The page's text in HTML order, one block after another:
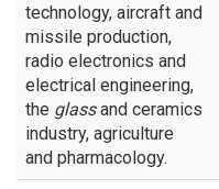
technology, aircraft and
missile production,
radio electronics and
electrical engineering,
the glassand ceramics
industry, agriculture
and pharmacology.